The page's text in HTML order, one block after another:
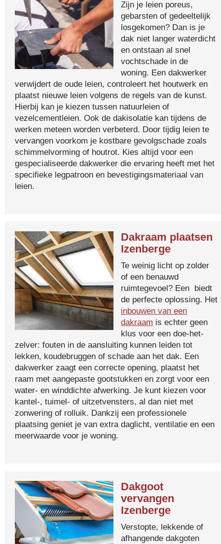
Zijn je leien poreus,
gebarsten of gedeeltelijk
losgekomen? Dan is je
dak niet langer waterdicht
en ontstaan al snel
vochtschade in de
woning. Een dakwerker
verwijdert de oude leien, controleert het houtwerk en
plaatst nieuwe leien volgens de regels van de kunst.
Hierbij kan je kiezen tussen natuurleien of
vezelcementleien. Ook de dakisolatie kan tijdens de
werken meteen worden verbeterd. Door tijdig leien te
vervangen voorkom je kostbare gevolgschade zoals
schimmelvorming of houtrot. Kies altijd voor een
gespecialiseerde dakwerker die ervaring heeft met het
specifieke legpatroon en bevestigingsmateriaal van
leien.
Dakraam plaatsen
Izenberge
Te weinig licht op zolder
of een benauwd
ruimtegevoel? Een biedt
de perfecte oplossing. Het
inbouwen van een
dakraam is echter geen
klus voor een doe-het-
zelver: fouten in de aansluiting kunnen leiden tot
lekken, koudebruggen of schade aan het dak. Een
dakwerker zaagt een correcte opening, plaatst het
raam met aangepaste gootstukken en zorgt voor een
water- en winddichte afwerking. Je kunt kiezen voor
kantel-, tuimel- of uitzetvensters, al dan niet met
zonwering of rolluik. Dankzij een professionele
plaatsing geniet je van extra daglicht, ventilatie en een
meerwaarde voor je woning.
Dakgoot
vervangen
Izenberge
Verstopte, lekkende of
afhangende dakgoten